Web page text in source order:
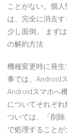
ことがない。個
は、完全に消去
少し面倒。 まず
の解約方法
機種変更時に発
事では、Android
Androidスマホへ
についてそれぞ
ついては、「削
で処理すること